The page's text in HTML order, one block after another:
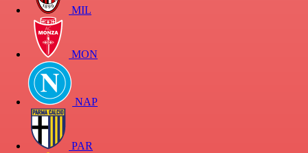
MIL
MON
NAP
PAR